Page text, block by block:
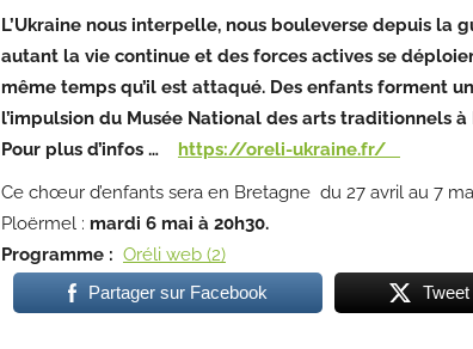
L’Ukraine nous interpelle, nous bouleverse depuis la
autant la vie continue et des forces actives se
même temps qu’il est attaqué. Des enfants forment
l’impulsion du Musée National des arts traditionnels à
Pour plus d’infos …
https://oreli-ukraine.fr/
Ce chœur d’enfants sera en Bretagne du 27 avril au 7
Ploërmel : mardi 6 mai à 20h30.
Programme : Oréli web (2)
Partager sur Facebook Tweet